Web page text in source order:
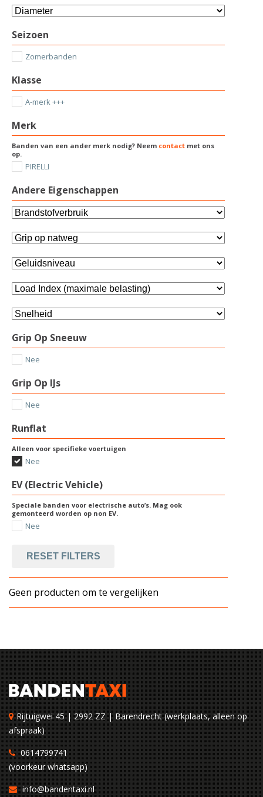
Seizoen
Zomerbanden
Klasse
A-merk +++
Merk
Banden van een ander merk nodig? Neem contact met ons
op.
PIRELLI
Andere Eigenschappen
Grip Op Sneeuw
Nee
Grip Op IJs
Nee
Runflat
Alleen voor specifieke voertuigen
Nee
EV (Electric Vehicle)
Speciale banden voor electrische auto’s. Mag ook
gemonteerd worden op non EV.
Nee
RESET FILTERS
Geen producten om te vergelijken
Rijtuigwei 45 | 2992 ZZ | Barendrecht (werkplaats, alleen op
afspraak)
0614799741
(voorkeur whatsapp)
info@bandentaxi.nl